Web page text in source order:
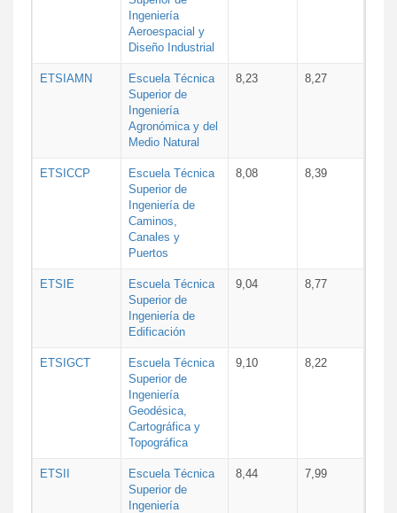
Ingeniería
Aeroespacial y
Diseño Industrial
ETSIAMN
Escuela Técnica
Superior de
Ingeniería
Agronómica y del
Medio Natural
8,23 8,27
ETSICCP
Escuela Técnica
Superior de
Ingeniería de
Caminos,
Canales y
Puertos
8,08 8,39
ETSIE
Escuela Técnica
Superior de
Ingeniería de
Edificación
9,04 8,77
ETSIGCT
Escuela Técnica
Superior de
Ingeniería
Geodésica,
Cartográfica y
Topográfica
9,10 8,22
ETSII
Escuela Técnica
Superior de
Ingeniería
8,44 7,99